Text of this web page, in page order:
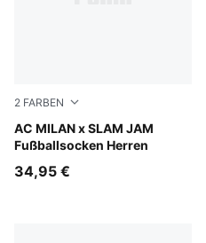
2 FARBEN
AC MILAN x SLAM JAM
Fußballsocken Herren
For All Time Red-PUMA
34,95 €